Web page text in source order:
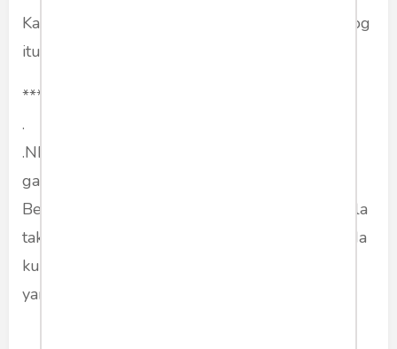
Kalau itu terjadi, tentu Moeldoko tidak segoblog
itu.
***
.
.NB: Ilustrasi foto di atas, sebenarnya adalah
gambaran realitas politik sesungguhnya.
Berhatii-hatilah mencium tangan seseorang, bila
tak ingin kemudian dianggap "kacang lupa pada
kulitnya". Padahal hanya kacang yang bodoh
yang mau selamanya bersatu dengan kulitnya.